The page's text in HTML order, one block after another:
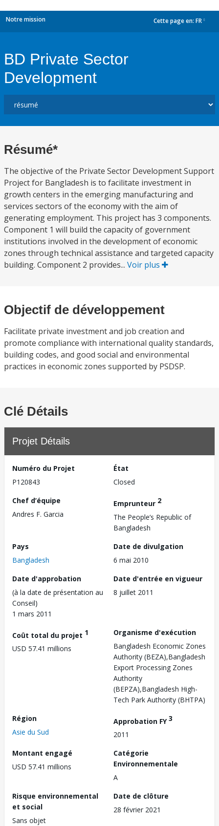
Notre mission Cette page en: FR
BD Private Sector
Development
Résumé*
The objective of the Private Sector Development Support
Project for Bangladesh is to facilitate investment in
growth centers in the emerging manufacturing and
services sectors of the economy with the aim of
generating employment. This project has 3 components.
Component 1 will build the capacity of government
institutions involved in the development of economic
zones through technical assistance and targeted capacity
building. Component 2 provides... Voir plus
Objectif de développement
Facilitate private investment and job creation and
promote compliance with international quality standards,
building codes, and good social and environmental
practices in economic zones supported by PSDSP.
Clé Détails
Projet Détails
Numéro du Projet
P120843
État
Closed
Chef d’équipe
Andres F. Garcia
Emprunteur 2
The People’s Republic of
Bangladesh
Pays
Bangladesh
Date de divulgation
6 mai 2010
Date d'approbation
(à la date de présentation au
Conseil)
1 mars 2011
Date d'entrée en vigueur
8 juillet 2011
Coût total du projet 1
USD 57.41 millions
Organisme d'exécution
Bangladesh Economic Zones
Authority (BEZA),Bangladesh
Export Processing Zones
Authority
(BEPZA),Bangladesh High-
Tech Park Authority (BHTPA)
Région
Asie du Sud
Approbation FY3
2011
Montant engagé
USD 57.41 millions
Catégorie
Environnementale
A
Risque environnemental
et social
Sans objet
Date de clôture
28 février 2021